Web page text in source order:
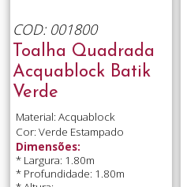
COD: 001800
Toalha Quadrada
Acquablock Batik
Verde
Material: Acquablock
Cor: Verde Estampado
Dimensões:
* Largura: 1.80m
* Profundidade: 1.80m